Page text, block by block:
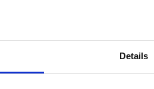
Details